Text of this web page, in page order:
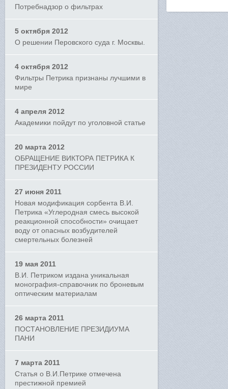
Потребнадзор о фильтрах
5 октября 2012
О решении Перовского суда г. Москвы.
4 октября 2012
Фильтры Петрика признаны лучшими в
мире
4 апреля 2012
Академики пойдут по уголовной статье
20 марта 2012
ОБРАЩЕНИЕ ВИКТОРА ПЕТРИКА К
ПРЕЗИДЕНТУ РОССИИ
27 июня 2011
Новая модификация сорбента В.И.
Петрика «Углеродная смесь высокой
реакционной способности» очищает
воду от опасных возбудителей
смертельных болезней
19 мая 2011
В.И. Петриком издана уникальная
монография-справочник по броневым
оптическим материалам
26 марта 2011
ПОСТАНОВЛЕНИЕ ПРЕЗИДИУМА
ПАНИ
7 марта 2011
Статья о В.И.Петрике отмечена
престижной премией